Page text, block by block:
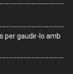
per gaudir-lo amb